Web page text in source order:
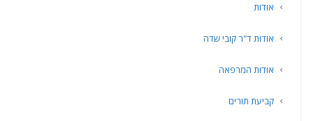
אודות
אודות ד"ר קובי שדה
אודות המרפאה
קביעת תורים